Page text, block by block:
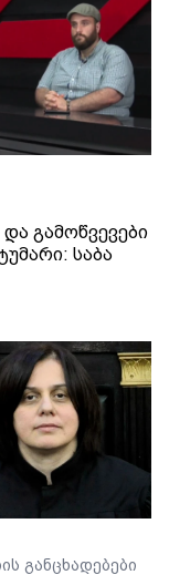
გამოწვევები
საბა
განცხადებები